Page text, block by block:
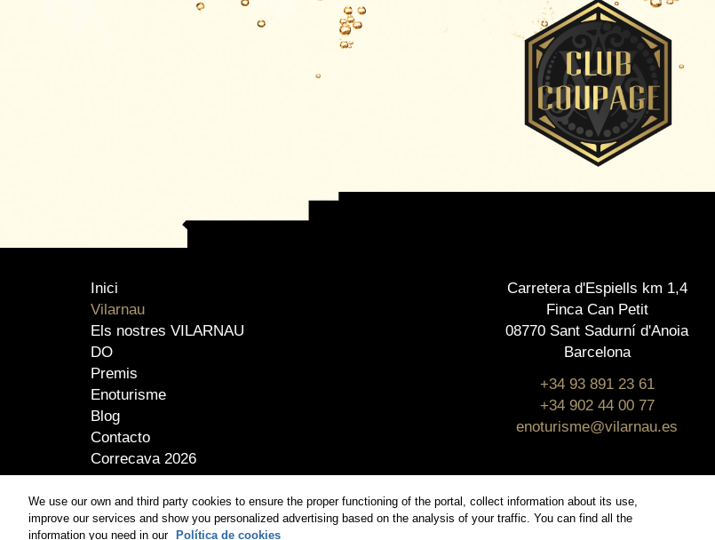
Inici
Vilarnau
Els nostres VILARNAU
DO
Premis
Enoturisme
Blog
Contacto
Correcava 2026
Carretera d'Espiells km 1,4
Finca Can Petit
08770 Sant Sadurní d'Anoia
Barcelona
+34 93 891 23 61
+34 902 44 00 77
enoturisme@vilarnau.es
We use our own and third party cookies to ensure the proper functioning of the portal, collect information about its use,
improve our services and show you personalized advertising based on the analysis of your traffic. You can find all the
information you need in our
Política de cookies